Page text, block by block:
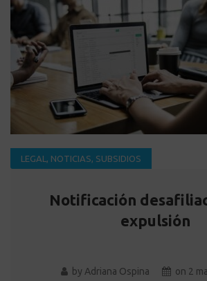
LEGAL NOTICIAS SUBSIDIOS
Notificación
expulsión
by Adriana Ospina on 2